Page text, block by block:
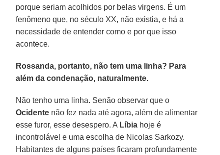
porque seriam acolhidos por belas virgens. É um
fenômeno que, no século XX, não existia, e há a
necessidade de entender como e por que isso
acontece.
Rossanda, portanto, não tem uma linha? Para
além da condenação, naturalmente.
Não tenho uma linha. Senão observar que o
Ocidente não fez nada até agora, além de alimentar
esse furor, esse desespero. A Líbia hoje é
incontrolável e uma escolha de Nicolas Sarkozy.
Habitantes de alguns países ficaram profundamente